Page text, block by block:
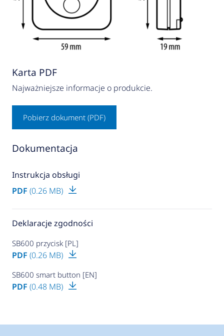
Karta PDF
Najważniejsze informacje o produkcie.
Pobierz dokument (PDF)
Dokumentacja
Instrukcja obsługi
PDF (0.26 MB)
Deklaracje zgodności
SB600 przycisk [PL]
PDF (0.26 MB)
SB600 smart button [EN]
PDF (0.48 MB)